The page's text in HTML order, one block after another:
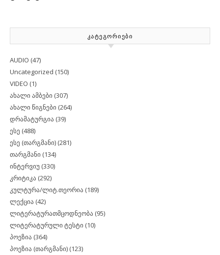
ᲙᲐᲢᲔᲒᲝᲠᲘᲔᲑᲘ
AUDIO (47)
Uncategorized (150)
VIDEO (1)
ახალი ამბები (307)
ახალი წიგნები (264)
დრამატურგია (39)
ესე (488)
ესე (თარგმანი) (281)
თარგმანი (134)
ინტერვიუ (330)
კრიტიკა (292)
კულტურა/ლიტ.თეორია (189)
ლექცია (42)
ლიტერატურათმცოდნეობა (95)
ლიტერატურული ტესტი (10)
პოეზია (364)
პოეზია (თარგმანი) (123)